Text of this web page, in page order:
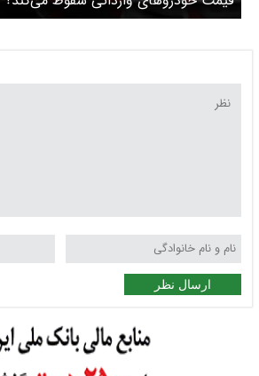
ارسال نظر